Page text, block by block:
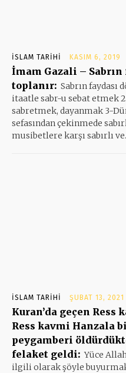
İSLAM TARIHI KASIM 6, 2019
İmam Gazali – Sabrın
toplanır: Sabrın faydası
itaatle sabr-u sebat etmek
sabretmek, dayanmak 3-
sefasından çekinmede
musibetlere karşı sabırlı
İSLAM TARIHI ŞUBAT 13, 2021
Kuran’da geçen Ress
Ress kavmi Hanzala
peygamberi
felaket geldi: Yüce
ilgili olarak şöyle